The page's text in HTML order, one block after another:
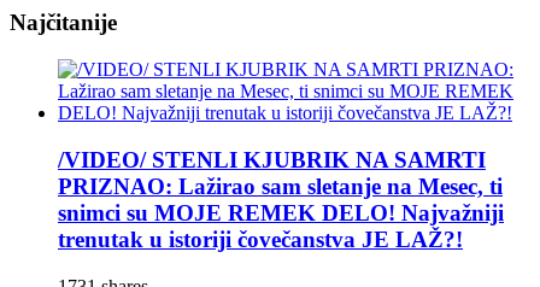
Najčitanije
/VIDEO/ STENLI KJUBRIK NA SAMRTI
PRIZNAO: Lažirao sam sletanje na Mesec, ti
snimci su MOJE REMEK DELO! Najvažniji
trenutak u istoriji čovečanstva JE LAŽ?!